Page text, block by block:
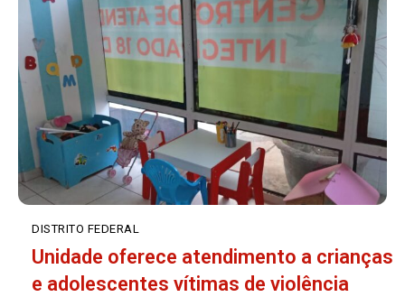
DISTRITO FEDERAL
Unidade oferece atendimento a crianças
e adolescentes vítimas de violência